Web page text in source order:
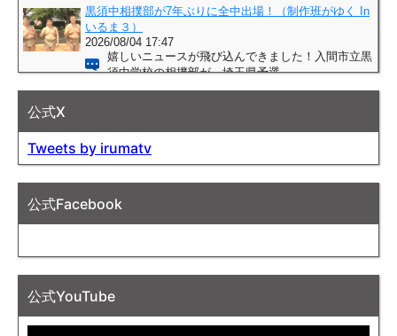
公式X
Tweets by irumatv
公式Facebook
公式YouTube